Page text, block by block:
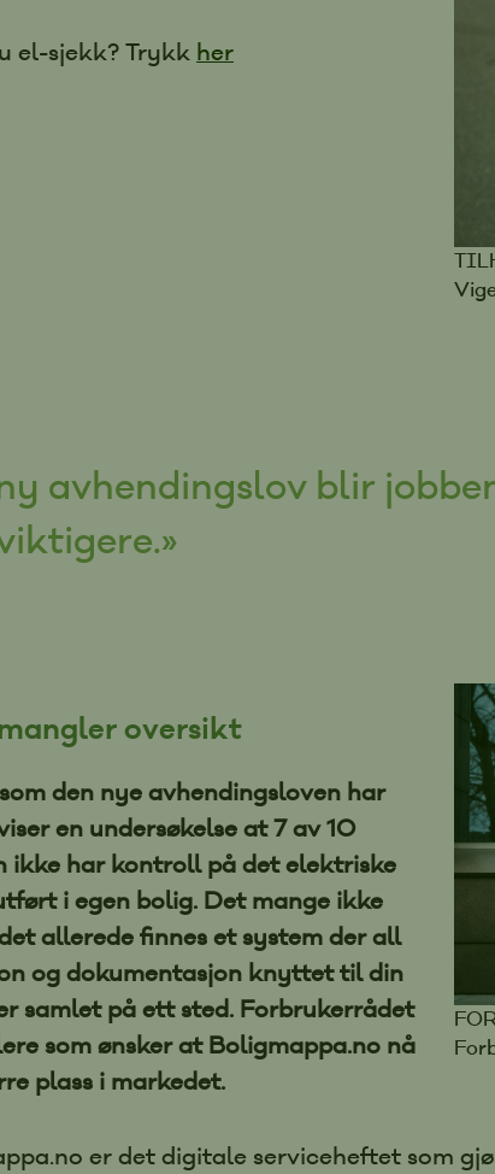
el-sjekk? Trykk her
avhendingslov blir
oversikt
den nye avhendingsloven har
en undersøkelse at 7 av 10
ikke har kontroll på det elektriske
i egen bolig. Det mange ikke
allerede finnes et system der all
og dokumentasjon knyttet til din
samlet på ett sted. Forbrukerrådet
som ønsker at Boligmappa.no nå
plass i markedet.
er det digitale serviceheftet som